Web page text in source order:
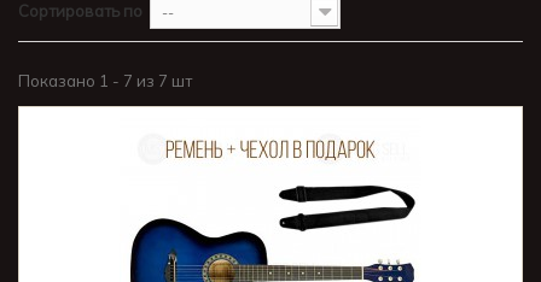
Сортировать по --
Показано 1 - 7 из 7 шт